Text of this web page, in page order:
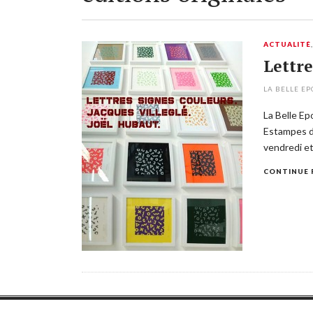
ACTUALITÉ
LA BELLE
La Belle
Estampes
vendredi
CONTINUE